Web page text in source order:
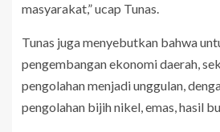
masyarakat,” ucap Tunas.
Tunas juga menyebutkan bahwa
pengembangan ekonomi daerah,
pengolahan menjadi unggulan,
pengolahan bijih nikel, emas, hasil